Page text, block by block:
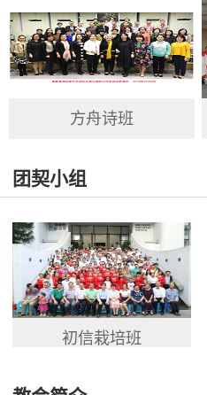
方舟诗班
团契小组
初信栽培班